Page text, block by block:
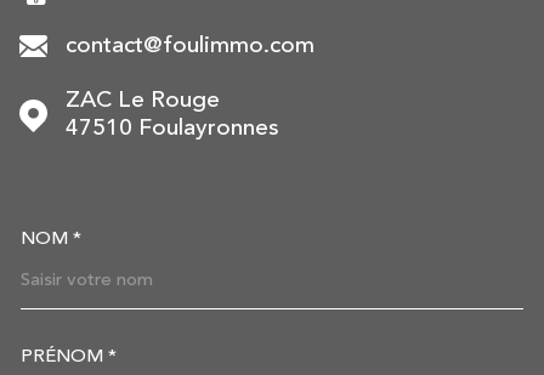
contact@foulimmo.com
ZAC Le Rouge
47510
Foulayronnes
NOM *
PRÉNOM *